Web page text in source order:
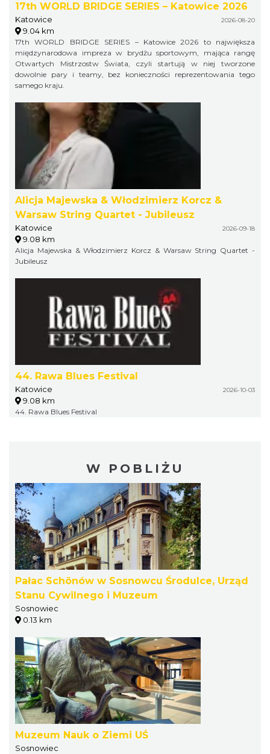
17th WORLD BRIDGE SERIES – Katowice 2026
Katowice 2026-08-20
9.04 km
17th WORLD BRIDGE SERIES – Katowice 2026 to największa
międzynarodowa impreza w brydżu sportowym, mająca rangę
Otwartych Mistrzostw Świata, czyli startują w niej tworzone
dowolnie pary i teamy, bez konieczności reprezentowania tego
samego kraju.
Alicja Majewska & Włodzimierz Korcz &
Warsaw String Quartet - Jubileusz
Katowice 2026-09-18
9.08 km
Alicja Majewska & Włodzimierz Korcz & Warsaw String Quartet -
Jubileusz
44. Rawa Blues Festival
Katowice 2026-10-03
9.08 km
44. Rawa Blues Festival
W POBLIŻU
Pałac Schönów w Sosnowcu Środulce, Urząd
Stanu Cywilnego i Muzeum
Sosnowiec
0.13 km
Muzeum Nauk o Ziemi UŚ
Sosnowiec